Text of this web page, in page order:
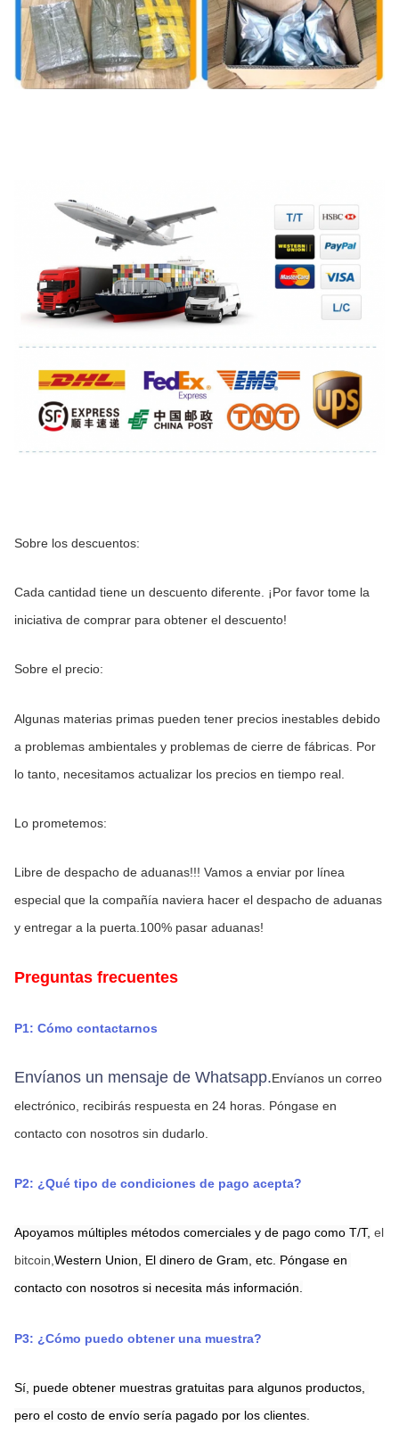
Sobre los descuentos:
Cada cantidad tiene un descuento diferente. ¡Por favor tome la
iniciativa de comprar para obtener el descuento!
Sobre el precio:
Algunas materias primas pueden tener precios inestables debido
a problemas ambientales y problemas de cierre de fábricas. Por
lo tanto, necesitamos actualizar los precios en tiempo real.
Lo prometemos:
Libre de despacho de aduanas!!! Vamos a enviar por línea
especial que la compañía naviera hacer el despacho de aduanas
y entregar a la puerta.100% pasar aduanas!
Preguntas frecuentes
P1: Cómo contactarnos
Envíanos un mensaje de Whatsapp.Envíanos un correo
electrónico, recibirás respuesta en 24 horas. Póngase en
contacto con nosotros sin dudarlo.
P2: ¿Qué tipo de condiciones de pago acepta?
Apoyamos múltiples métodos comerciales y de pago como T/T, el
bitcoin,Western Union, El dinero de Gram, etc. Póngase en
contacto con nosotros si necesita más información.
P3: ¿Cómo puedo obtener una muestra?
Sí, puede obtener muestras gratuitas para algunos productos,
pero el costo de envío sería pagado por los clientes.